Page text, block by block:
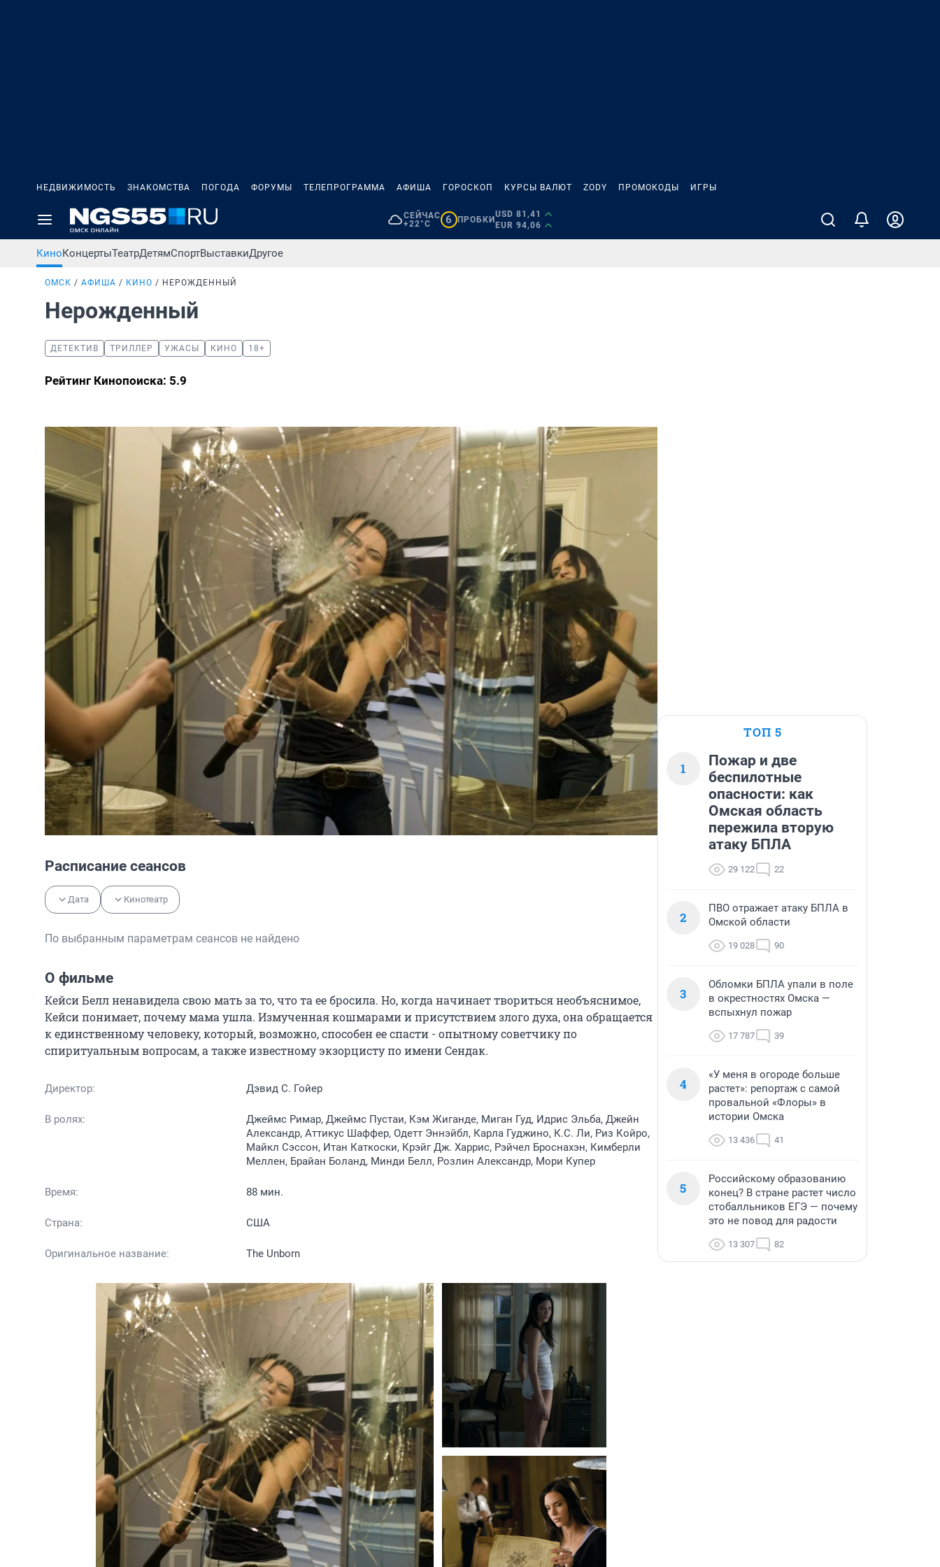
НЕДВИЖИМОСТЬ ЗНАКОМСТВА ПОГОДА ФОРУМЫ ТЕЛЕПРОГРАММА АФИША ГОРОСКОП КУРСЫ ВАЛЮТ ZODY ПРОМОКОДЫ ИГРЫ
СЕЙЧАС
+22°C
6 ПРОБКИ
USD 81,41
EUR 94,06
КиноКонцертыТеатрДетямСпортВыставкиДругое
ОМСК АФИША КИНО НЕРОЖДЕННЫЙ
Нерожденный
ДЕТЕКТИВ ТРИЛЛЕР УЖАСЫ КИНО 18+
Рейтинг Кинопоиска: 5.9
Расписание сеансов
Дата Кинотеатр
По выбранным параметрам сеансов не найдено
О фильме
Кейси Белл ненавидела свою мать за то, что та ее бросила. Но, когда начинает твориться необъяснимое,
Кейси понимает, почему мама ушла. Измученная кошмарами и присутствием злого духа, она обращается
к единственному человеку, который, возможно, способен ее спасти - опытному советчику по
спиритуальным вопросам, а также известному экзорцисту по имени Сендак.
Директор: Дэвид С. Гойер
В ролях:
Джеймс Римар, Джеймс Пустаи, Кэм Жиганде, Миган Гуд, Идрис Эльба, Джейн
Александр, Аттикус Шаффер, Одетт Эннэйбл, Карла Гуджино, К.С. Ли, Риз Койро,
Майкл Сэссон, Итан Каткоски, Крэйг Дж. Харрис, Рэйчел Броснахэн, Кимберли
Меллен, Брайан Боланд, Минди Белл, Розлин Александр, Мори Купер
Время: 88 мин.
Страна: США
Оригинальное название: The Unborn
ТОП 5
1
Пожар и две
беспилотные
опасности: как
Омская область
пережила вторую
атаку БПЛА
29 122 22
2
ПВО отражает атаку БПЛА в
Омской области
19 028 90
3
Обломки БПЛА упали в поле
в окрестностях Омска —
вспыхнул пожар
17 787 39
4
«У меня в огороде больше
растет»: репортаж с самой
провальной «Флоры» в
истории Омска
13 436 41
5
Российскому образованию
конец? В стране растет число
стобалльников ЕГЭ — почему
это не повод для радости
13 307 82